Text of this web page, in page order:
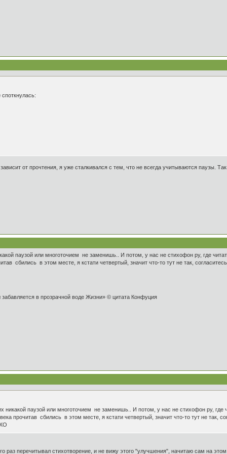
от прочтения, я уже сталкивался с тем, что не всегда учитываются паузы.
паузой или многоточием не заменишь.. И потом, у нас не стихофон ру, где
сбились в этом месте, я кстати четвертый, значит что-то тут не так,
в прозрачной воде Жизни» © цитата Конфуция
никакой паузой или многоточием не заменишь.. И потом, у нас не стихофон ру,
прочитав сбились в этом месте, я кстати четвертый, значит что-то тут не
раз перечитывал стихотворение, и не вижу этого "улучшения", начитаю сам на